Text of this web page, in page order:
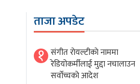
ताजा अपडेट
१ संगीत राेयल्टीकाे नाममा
रेडियोकर्मीलाई मुद्दा नचालाउन
सर्वाेच्चकाे आदेश